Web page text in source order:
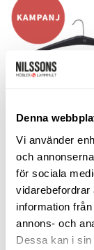
Denna
Vi använder
och
för sociala
vidarebefordrar
information
annons- och
Dessa kan i
GALGAR
Oscarssons
347 kr
LÄGG TILL I